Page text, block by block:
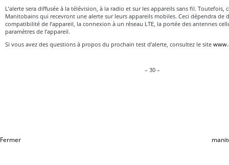
L’alerte sera diffusée à la télévision, à la radio et sur les appareils sans fil. Toutefois,
Manitobains qui recevront une alerte sur leurs appareils mobiles. Ceci dépendra de
compatibilité de l’appareil, la connexion à un réseau LTE, la portée des antennes
paramètres de l’appareil.
Si vous avez des questions à propos du prochain test d’alerte, consultez le site
– 30 –
Fermer